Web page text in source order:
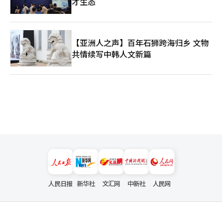
【亚洲人之声】百年石狮跨海归乡 文物
共情续写中韩人文新篇
人民日报 新华社 文汇网 中新社 人民网